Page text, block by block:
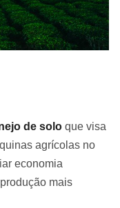
de solo que visa
agrícolas no
economia
mais